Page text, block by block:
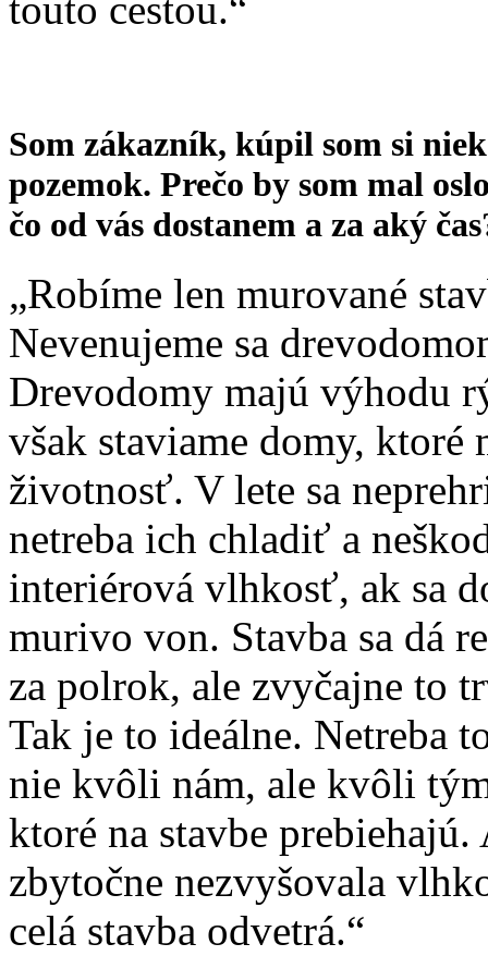
Som zákazník, kúpil som si
pozemok. Prečo by som mal
čo od vás dostanem a za aký
„Robíme len murované
Nevenujeme sa
Drevodomy majú výhodu
však staviame domy, ktoré
životnosť. V lete sa
netreba ich chladiť a
interiérová vlhkosť, ak sa
murivo von. Stavba sa dá
za polrok, ale zvyčajne to
Tak je to ideálne. Netreba
nie kvôli nám, ale kvôli
ktoré na stavbe prebiehajú.
zbytočne nezvyšovala
celá stavba odvetrá.“